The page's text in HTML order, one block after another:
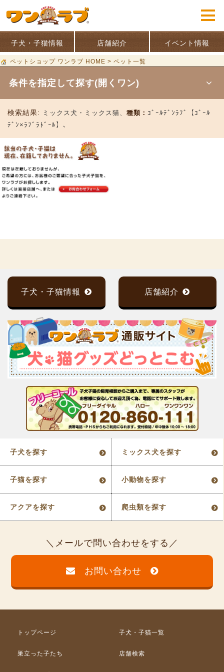
子犬・子猫情報 店舗紹介 イベント情報
ペットショップ ワンラブ HOME > ペット一覧
条件を指定して探す(開くワン)
検索結果: ミックス犬・ミックス猫、 種類： ｺﾞｰﾙﾃﾞﾝﾗﾌﾞ【ｺﾞｰﾙ
ﾃﾞﾝ×ﾗﾌﾞﾗﾄﾞｰﾙ】、
子犬・子猫情報 店舗紹介
子犬を探す ミックス犬を探す
子猫を探す 小動物を探す
アクアを探す 爬虫類を探す
メールで問い合わせをする
お問い合わせ
トップページ 子犬・子猫一覧
巣立った子たち 店舗検索